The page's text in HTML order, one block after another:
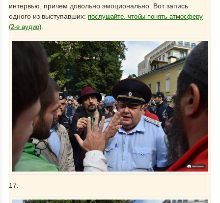
интервью, причем довольно эмоционально. Вот запись
одного из выступавших: послушайте, чтобы понять атмосферу
(2-е аудио).
17.